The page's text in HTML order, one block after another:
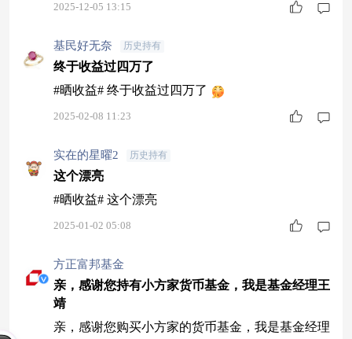
2025-12-05 13:15
基民好无奈 历史持有
终于收益过四万了
#晒收益# 终于收益过四万了
2025-02-08 11:23
实在的星曜2 历史持有
这个漂亮
#晒收益# 这个漂亮
2025-01-02 05:08
方正富邦基金
亲，感谢您持有小方家货币基金，我是基金经理王
靖
亲，感谢您购买小方家的货币基金，我是基金经理